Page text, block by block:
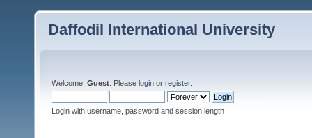
Daffodil International University
Welcome, Guest . Please login or register.
Login with username, password and session length